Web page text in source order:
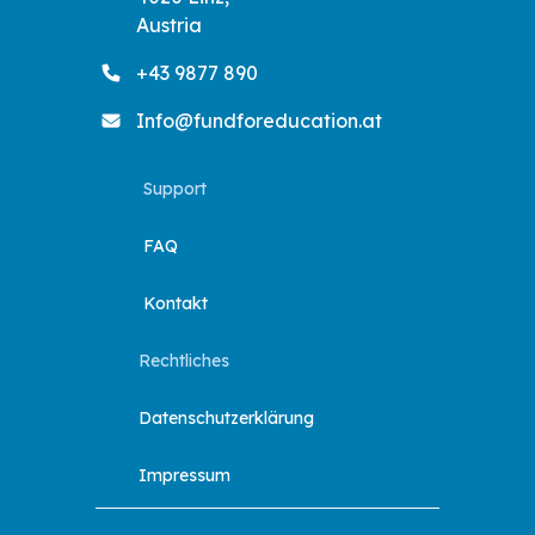
Austria
+43 9877 890
Info@fundforeducation.at
Support
FAQ
Kontakt
Rechtliches
Datenschutzerklärung
Impressum